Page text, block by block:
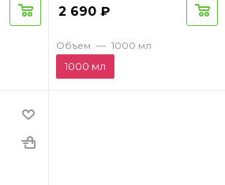
2 690 ₽
Объем — 1000 мл
1000 мл